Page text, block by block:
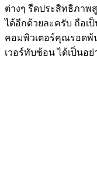
ต่างๆ รีดประสิทธิภาพ
ได้อีกด้วยละครับ ถือเ
คอมพิวเตอร์คุณรอดพ้
เวอร์ทับซ้อน ได้เป็นอย่